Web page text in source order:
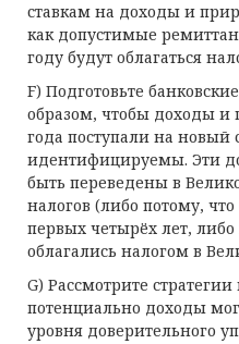
ставкам на доходы и
как допустимые
году будут облагаться
F) Подготовьте
образом, чтобы доходы и
года поступали на новый
идентифицируемы. Эти
быть переведены в
налогов (либо потому,
первых четырёх лет,
облагались налогом в
G) Рассмотрите
потенциально доходы
уровня доверительного